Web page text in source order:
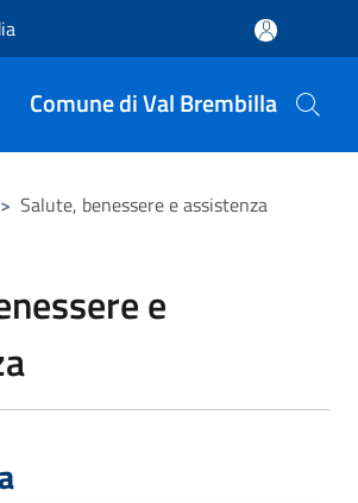
Comune di Val Brembilla
> Salute, benessere e assistenza
e